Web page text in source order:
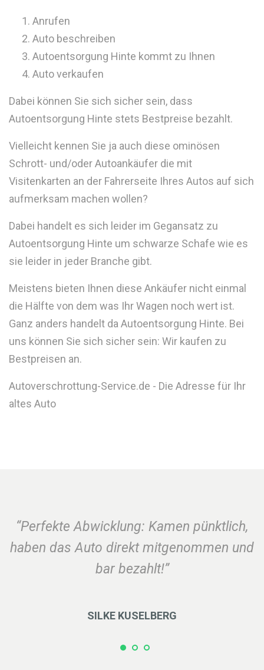
Anrufen
Auto beschreiben
Autoentsorgung Hinte kommt zu Ihnen
Auto verkaufen
Dabei können Sie sich sicher sein, dass
Autoentsorgung Hinte stets Bestpreise bezahlt.
Vielleicht kennen Sie ja auch diese ominösen
Schrott- und/oder Autoankäufer die mit
Visitenkarten an der Fahrerseite Ihres Autos auf sich
aufmerksam machen wollen?
Dabei handelt es sich leider im Gegansatz zu
Autoentsorgung Hinte um schwarze Schafe wie es
sie leider in jeder Branche gibt.
Meistens bieten Ihnen diese Ankäufer nicht einmal
die Hälfte von dem was Ihr Wagen noch wert ist.
Ganz anders handelt da Autoentsorgung Hinte. Bei
uns können Sie sich sicher sein: Wir kaufen zu
Bestpreisen an.
Autoverschrottung-Service.de - Die Adresse für Ihr
altes Auto
“Perfekte Abwicklung: Kamen pünktlich,
haben das Auto direkt mitgenommen und
bar bezahlt!”
SILKE KUSELBERG